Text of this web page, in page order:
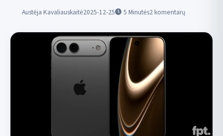
Austėja Kavaliauskaitė2025-12-25 5 Minutės2 komentarų